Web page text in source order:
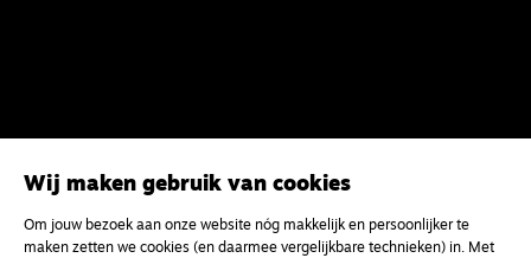
Wij maken gebruik van cookies
Om jouw bezoek aan onze website nóg makkelijk en persoonlijker te
maken zetten we cookies (en daarmee vergelijkbare technieken) in. Met